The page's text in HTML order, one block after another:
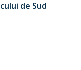
de Sud